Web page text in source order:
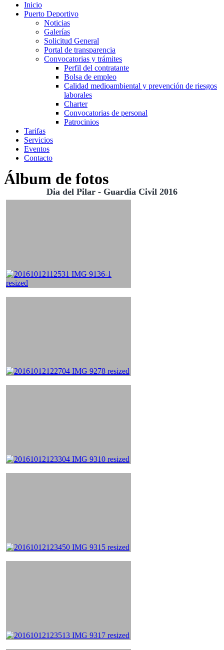
Inicio
Puerto Deportivo
Noticias
Galerías
Solicitud General
Portal de transparencia
Convocatorias y trámites
Perfil del contratante
Bolsa de empleo
Calidad medioambiental y prevención de riesgos
laborales
Charter
Convocatorias de personal
Patrocinios
Tarifas
Servicios
Eventos
Contacto
Álbum de fotos
Dia del Pilar - Guardia Civil 2016